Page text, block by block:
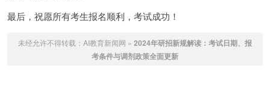
最后，祝愿所有考生报名顺利，考试成功！
未经允许不得转载： AI教育新闻网 » 2024年研招新规解读：考试日期、报
考条件与调剂政策全面更新